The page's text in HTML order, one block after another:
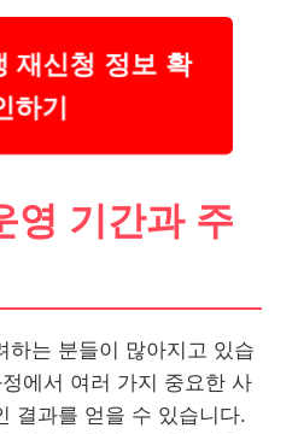
재신청 정보 확
하기
영 기간과 주
하는 분들이 많아지고 있습
에서 여러 가지 중요한 사
결과를 얻을 수 있습니다.